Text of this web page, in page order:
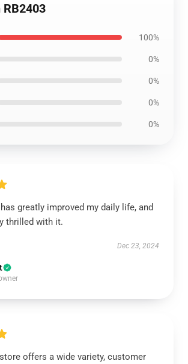
100%
0%
0%
0%
0%
greatly improved my daily life, and
thrilled with it.
Dec 23, 2024
offers a wide variety, customer